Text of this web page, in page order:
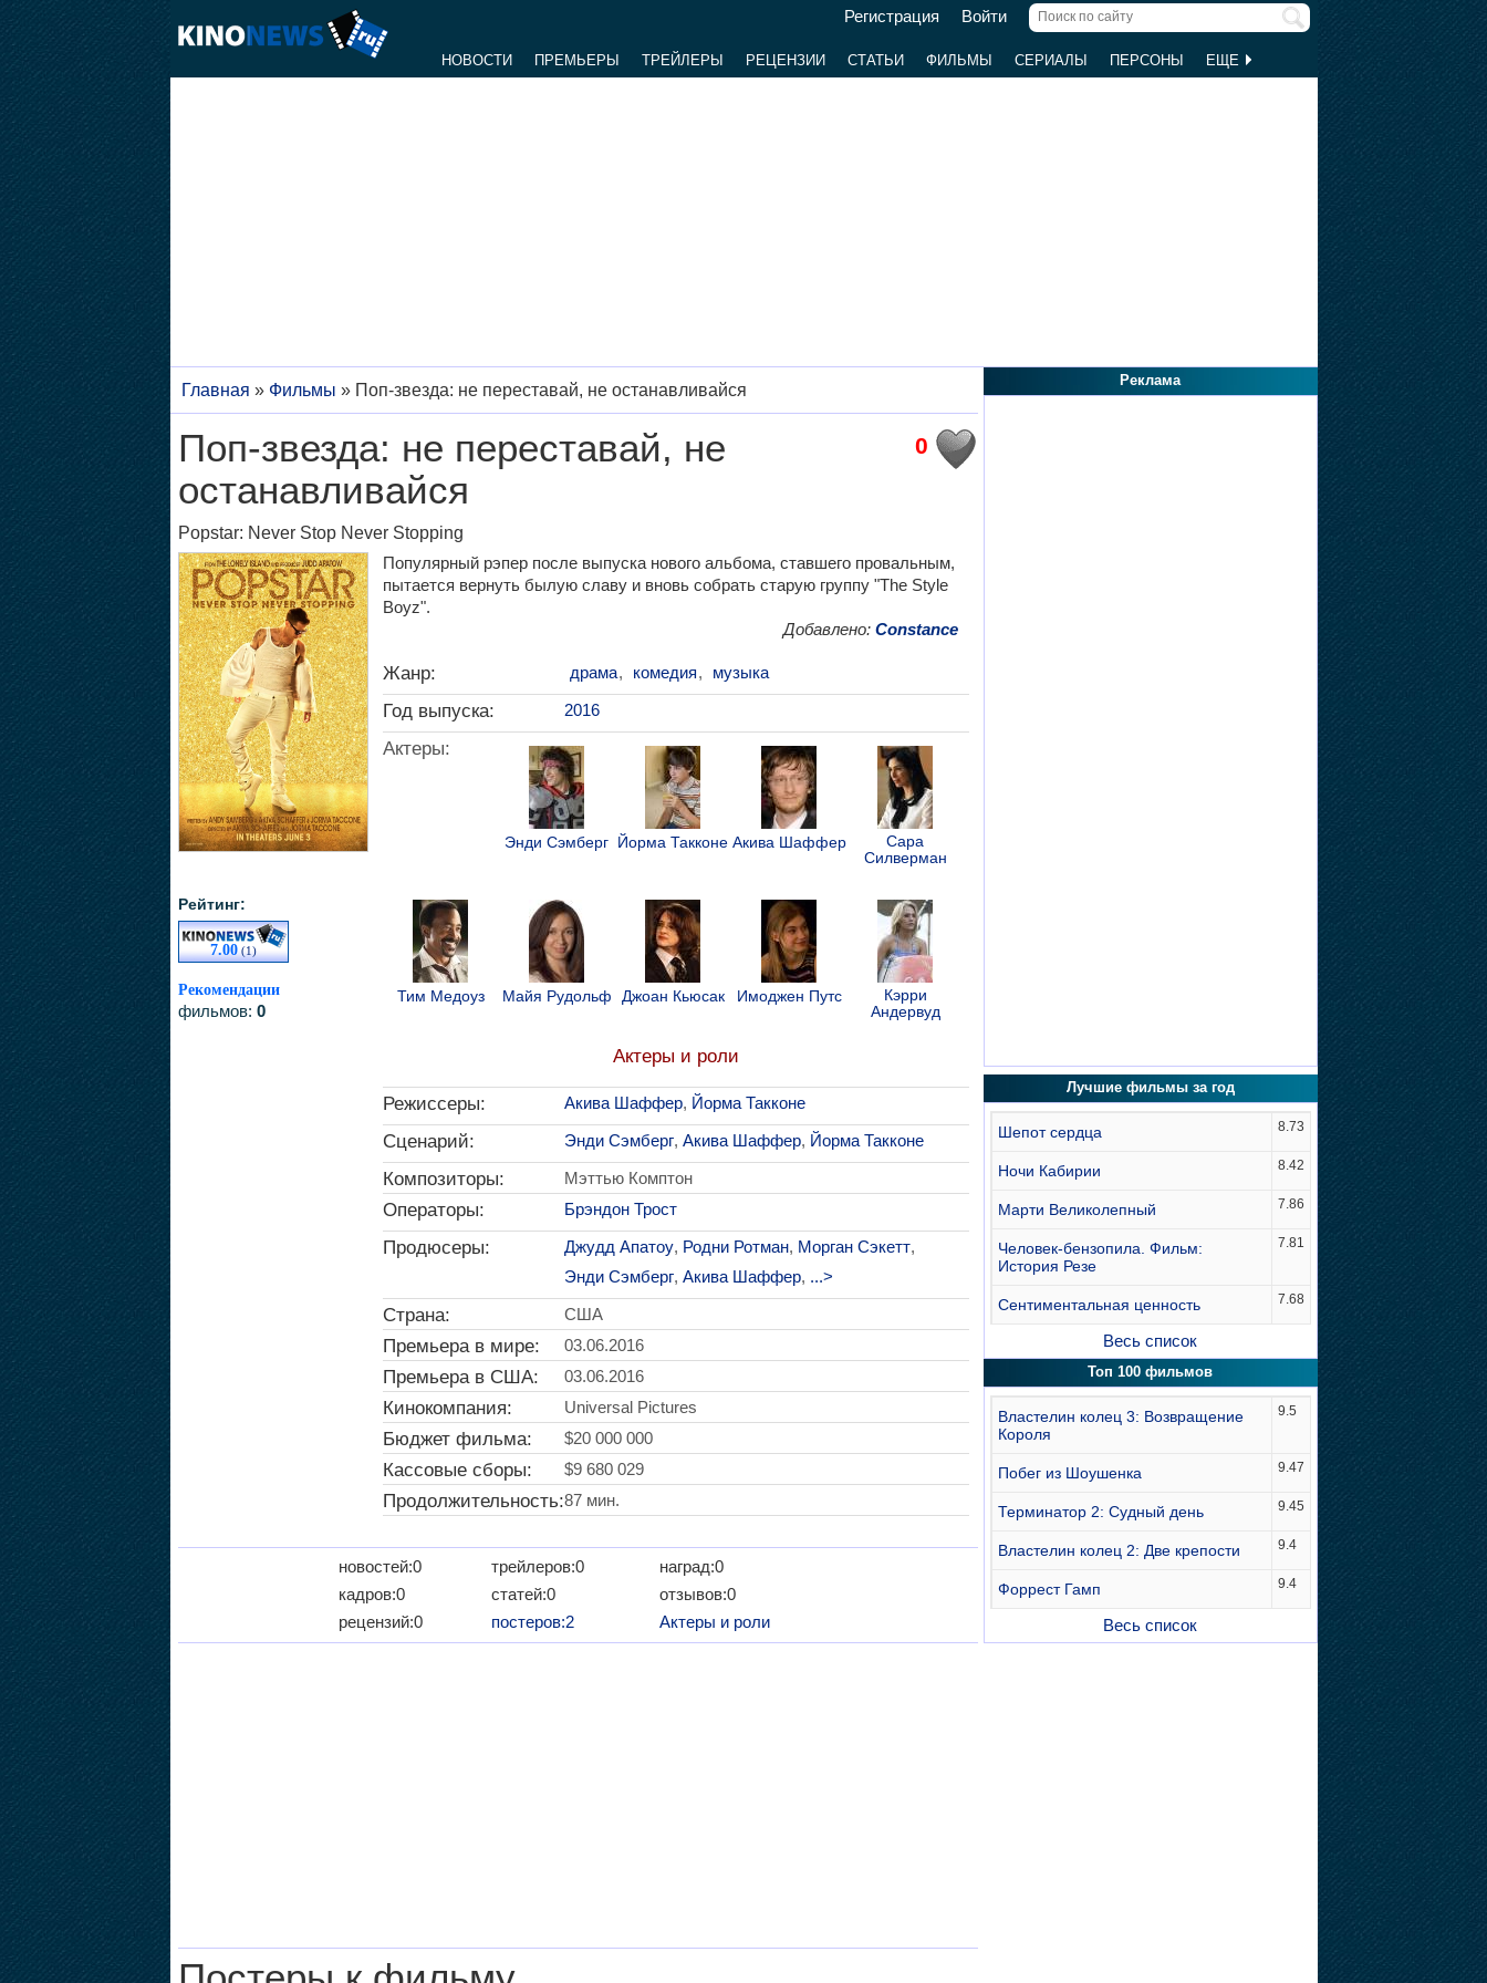
Регистрация Войти
НОВОСТИ ПРЕМЬЕРЫ ТРЕЙЛЕРЫ РЕЦЕНЗИИ СТАТЬИ ФИЛЬМЫ СЕРИАЛЫ ПЕРСОНЫ ЕЩЕ
Главная » Фильмы » Поп-звезда: не переставай, не останавливайся
0
Поп-звезда: не переставай, не
останавливайся
Popstar: Never Stop Never Stopping
Рейтинг:
7.00(1)
Рекомендации
фильмов: 0
Популярный рэпер после выпуска нового альбома, ставшего провальным,
пытается вернуть былую славу и вновь собрать старую группу "The Style
Boyz".
Добавлено: Constance
Жанр: драма, комедия, музыка
Год выпуска: 2016
Актеры:
Энди Сэмберг Йорма Такконе Акива Шаффер
Сара
Силверман
Тим Медоуз Майя Рудольф Джоан Кьюсак Имоджен Путс
Кэрри
Андервуд
Актеры и роли
Режиссеры: Акива Шаффер, Йорма Такконе
Сценарий: Энди Сэмберг, Акива Шаффер, Йорма Такконе
Композиторы: Мэттью Комптон
Операторы: Брэндон Трост
Продюсеры: Джудд Апатоу, Родни Ротман, Морган Сэкетт,
Энди Сэмберг, Акива Шаффер, ...>
Страна: США
Премьера в мире: 03.06.2016
Премьера в США: 03.06.2016
Кинокомпания: Universal Pictures
Бюджет фильма: $20 000 000
Кассовые сборы: $9 680 029
Продолжительность:87 мин.
новостей:0
кадров:0
рецензий:0
трейлеров:0
статей:0
постеров:2
наград:0
отзывов:0
Актеры и роли
Реклама
Лучшие фильмы за год
Шепот сердца 8.73
Ночи Кабирии 8.42
Марти Великолепный 7.86
Человек-бензопила. Фильм:
История Резе
7.81
Сентиментальная ценность 7.68
Весь список
Топ 100 фильмов
Властелин колец 3: Возвращение
Короля
9.5
Побег из Шоушенка 9.47
Терминатор 2: Судный день 9.45
Властелин колец 2: Две крепости 9.4
Форрест Гамп 9.4
Весь список